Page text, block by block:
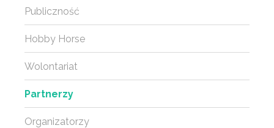
Publiczność
Hobby Horse
Wolontariat
Partnerzy
Organizatorzy